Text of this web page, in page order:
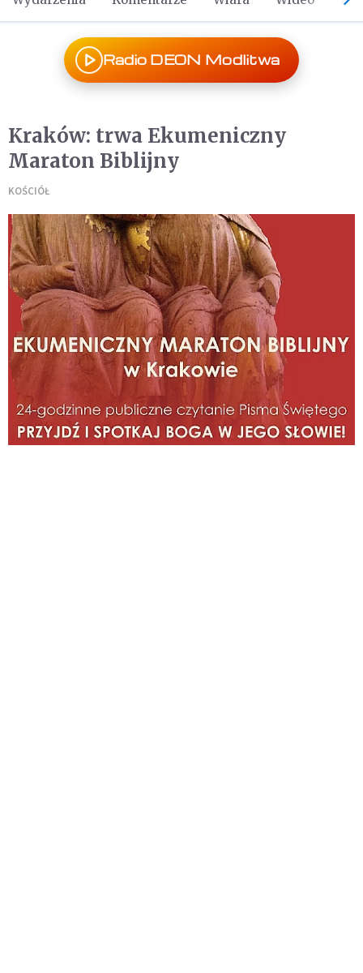
Radio DEON Modlitwa
Kraków: trwa Ekumeniczny
Maraton Biblijny
KOŚCIÓŁ